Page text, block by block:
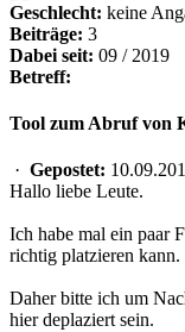
Geschlecht: keine
Beiträge: 3
Dabei seit: 09 / 2019
Betreff:
Tool zum Abruf von
· Gepostet:
Hallo liebe Leute.
Ich habe mal ein paar
richtig platzieren kann.
Daher bitte ich um
hier deplaziert sein.